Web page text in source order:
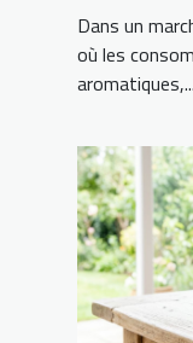
Dans un
où les
aromatiques,...